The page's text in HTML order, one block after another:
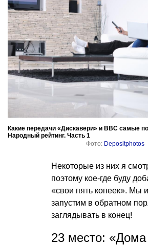
Какие передачи «Дискавери» и BBC самые
Народный рейтинг. Часть 1
Фото: Depositphotos
Некоторые из них я
поэтому кое-где буду
«свои пять копеек». Мы
запустим в обратном
заглядывать в конец!
23 место: